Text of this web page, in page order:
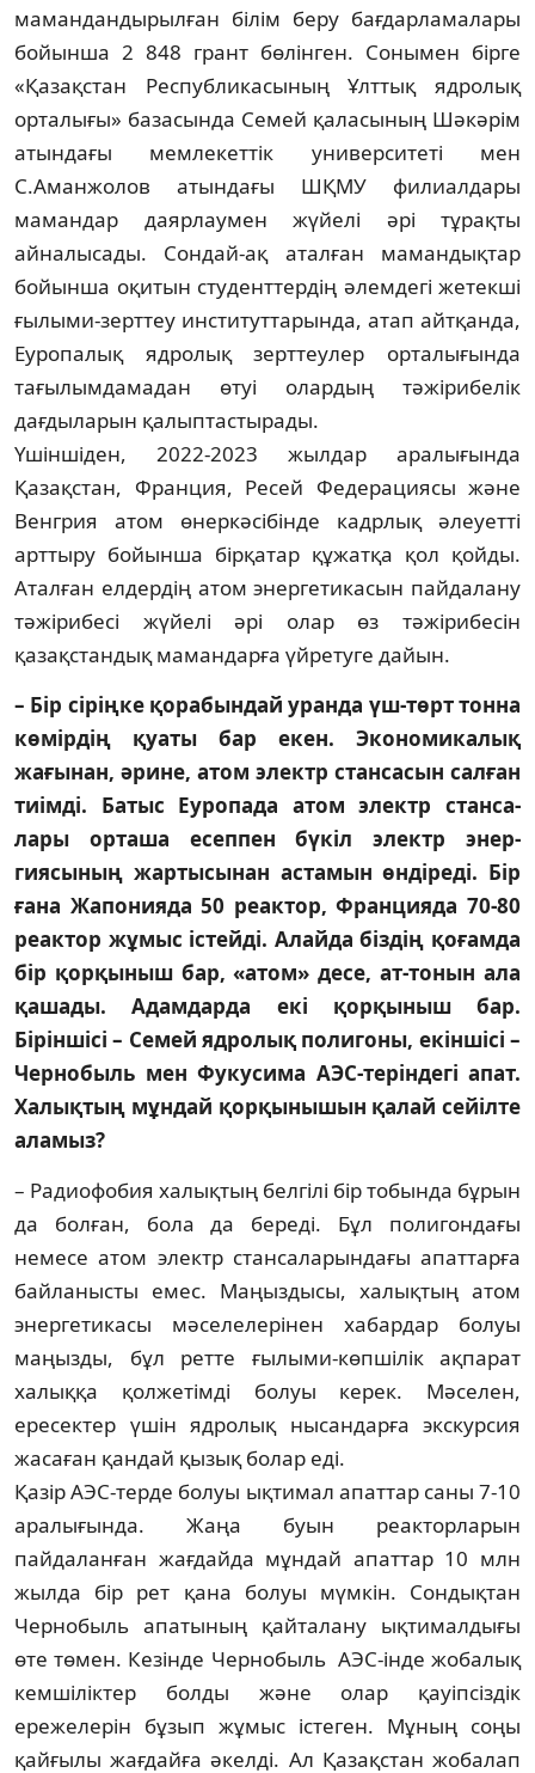
мамандандырылған білім беру бағдарламалары
бойынша 2 848 грант бөлінген. Сонымен бірге
«Қазақстан Респуб­ликасының Ұлттық ядролық
орталығы» базасында Семей қаласының Шәкәрім
атындағы мемлекеттік университеті мен
С.Аманжолов атындағы ШҚМУ филиал­дары
мамандар даярлаумен жүйелі әрі тұрақты
айналысады. Сондай-ақ аталған мамандықтар
бойынша оқитын студент­тердің әлемдегі жетекші
ғылыми-зерттеу институттарында, атап айтқанда,
Еуропа­лық ядролық зерттеулер орталығында
тағылымдамадан өтуі олардың тәжірибелік
дағдыларын қалыптастырады.
Үшіншіден, 2022-2023 жылдар аралы­ғында
Қазақстан, Франция, Ресей Федер­ация­сы және
Венгрия атом өнеркәсібінде кадрлық әлеуетті
арттыру бойынша бір­қатар құжатқа қол қойды.
Аталған елдердің атом энергетикасын пайдалану
тәжірибесі жүйелі әрі олар өз тәжірибесін
қазақстан­дық мамандарға үйретуге дайын.
– Бір сіріңке қорабындай уранда үш-төрт тонна
көмірдің қуаты бар екен. Экон­омикалық
жағынан, әрине, атом электр стансасын салған
тиімді. Батыс Еуропада атом электр стан­са­
лары орташа есеппен бүкіл электр энер­
гиясының жартысынан астамын өндіреді. Бір
ғана Жапонияда 50 реак­тор, Францияда 70-80
реактор жұмыс істейді. Алайда біздің қоғамда
бір қор­қыныш бар, «атом» десе, ат-тонын ала
қаша­ды. Адамдарда екі қорқыныш бар.
Біріншісі – Семей ядролық поли­го­ны, екіншісі –
Чернобыль мен Фукусима АЭС-теріндегі апат.
Халық­тың мұндай қорқыны­шын қалай сейілте
аламыз?
– Радиофобия халықтың белгілі бір тобында бұрын
да болған, бола да береді. Бұл полигондағы
немесе атом электр стан­саларындағы апаттарға
байланысты емес. Маңыздысы, халықтың атом
энергетикасы мәселелерінен хабардар болуы
маңызды, бұл ретте ғылыми-көпшілік ақпарат
халыққа қолжетімді болуы керек. Мәселен,
ересектер үшін ядролық нысандарға экскурсия
жасаған қандай қызық болар еді.
Қазір АЭС-терде болуы ықтимал апат­тар саны 7-10
аралығында. Жаңа буын реакторларын
пайдаланған жағдайда мұн­дай апаттар 10 млн
жылда бір рет қана болуы мүмкін. Сондықтан
Чернобыль апаты­ның қайталану ықтималдығы
өте төмен. Кезінде Чернобыль АЭС-інде жобалық
кемшіліктер болды және олар қауіпсіздік
ережелерін бұзып жұмыс істеген. Мұның соңы
қайғылы жағдайға әкелді. Ал Қазақстан жобалап